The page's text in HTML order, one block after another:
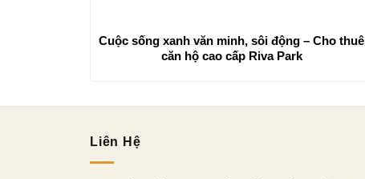
Cuộc sống xanh văn minh, sôi động – Cho thuê
căn hộ cao cấp Riva Park
Liên Hệ